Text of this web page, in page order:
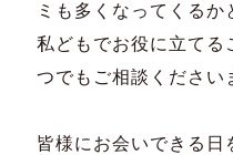
ミも多くなってくるか
私どもでお役に立てる
つでもご相談ください
皆様にお会いできる